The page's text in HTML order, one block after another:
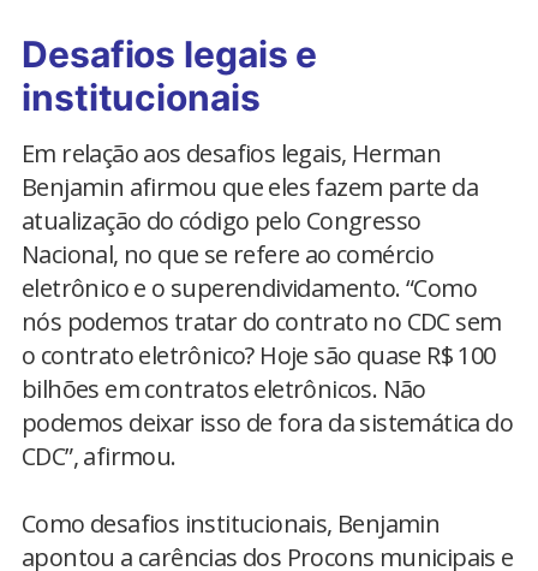
Desafios legais e
institucionais
Em relação aos desafios legais, Herman
Benjamin afirmou que eles fazem parte da
atualização do código pelo Congresso
Nacional, no que se refere ao comércio
eletrônico e o superendividamento. “Como
nós podemos tratar do contrato no CDC sem
o contrato eletrônico? Hoje são quase R$ 100
bilhões em contratos eletrônicos. Não
podemos deixar isso de fora da sistemática do
CDC”, afirmou.
Como desafios institucionais, Benjamin
apontou a carências dos Procons municipais e